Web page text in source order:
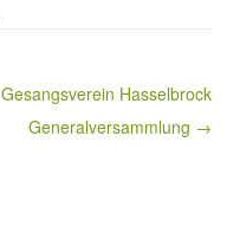
Gesangsverein Hasselbrock
Generalversammlung →